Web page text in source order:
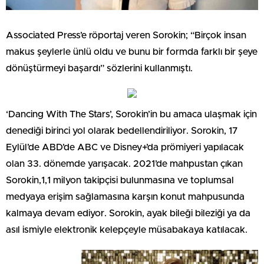
Associated Press’e röportaj veren Sorokin; “Birçok insan
makus şeylerle ünlü oldu ve bunu bir formda farklı bir şeye
dönüştürmeyi başardı” sözlerini kullanmıştı.
‘Dancing With The Stars’, Sorokin’in bu amaca ulaşmak için
denediği birinci yol olarak bedellendiriliyor. Sorokin, 17
Eylül’de ABD’de ABC ve Disney+’da prömiyeri yapılacak
olan 33. dönemde yarışacak. 2021’de mahpustan çıkan
Sorokin,1,1 milyon takipçisi bulunmasına ve toplumsal
medyaya erişim sağlamasına karşın konut mahpusunda
kalmaya devam ediyor. Sorokin, ayak bileği bileziği ya da
asıl ismiyle elektronik kelepçeyle müsabakaya katılacak.